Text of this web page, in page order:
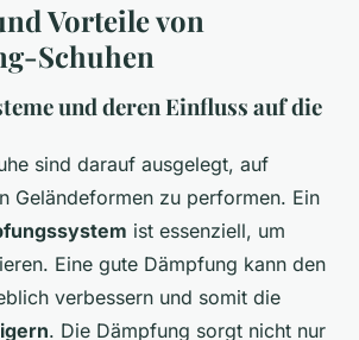
Vorteile von
Schuhen
und deren Einfluss auf die
sind darauf ausgelegt, auf
Geländeformen zu performen. Ein
ist essenziell, um
Eine gute Dämpfung kann den
verbessern und somit die
. Die Dämpfung sorgt nicht nur